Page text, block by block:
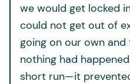
we would get locked
could not get out of
going on our own
nothing had
short run—it